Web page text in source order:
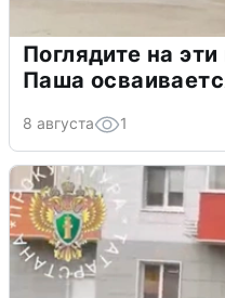
Поглядите на
Паша
8 августа 1